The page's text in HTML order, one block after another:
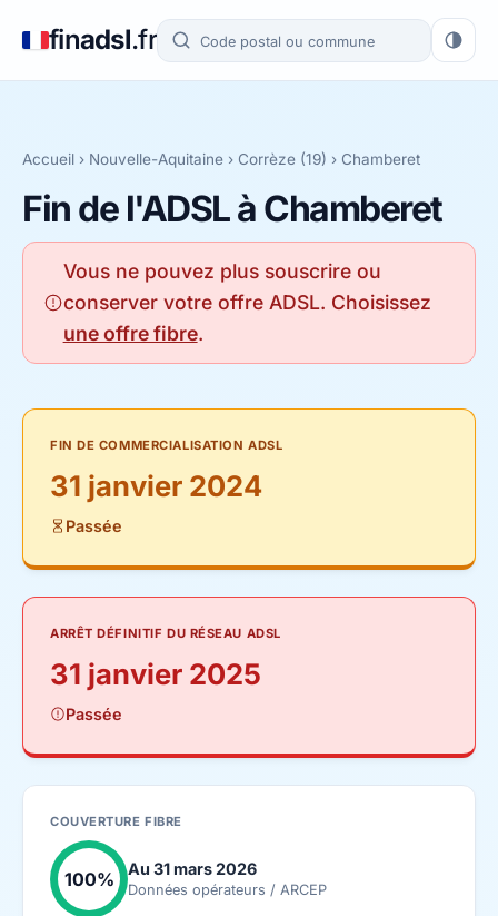
finadsl.fr
Accueil › Nouvelle-Aquitaine › Corrèze (19) › Chamberet
Fin de l'ADSL à Chamberet
Vous ne pouvez plus souscrire ou
conserver votre offre ADSL. Choisissez
une offre fibre.
FIN DE COMMERCIALISATION ADSL
31 janvier 2024
Passée
ARRÊT DÉFINITIF DU RÉSEAU ADSL
31 janvier 2025
Passée
COUVERTURE FIBRE
100% Au 31 mars 2026
Données opérateurs / ARCEP